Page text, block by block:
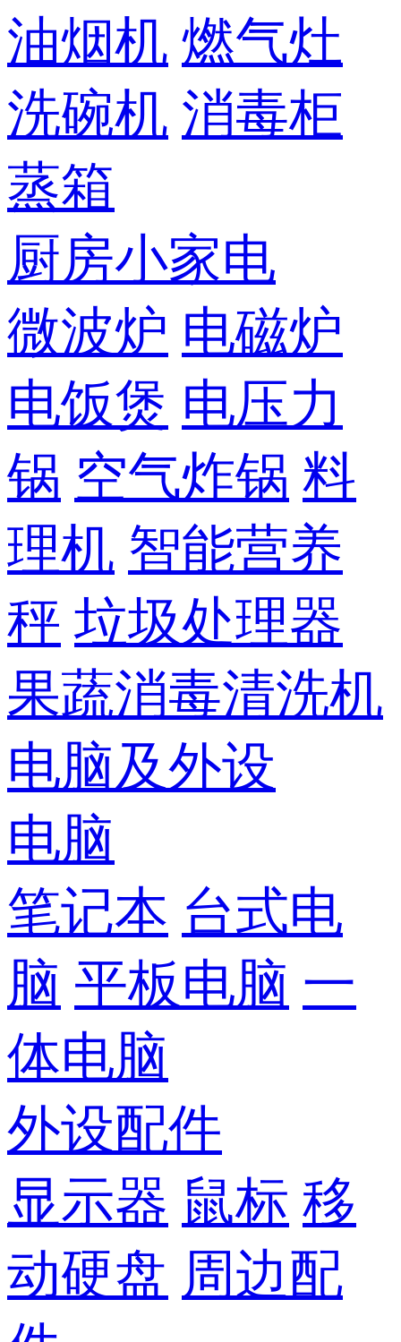
油烟机 燃气灶
洗碗机 消毒柜
蒸箱
厨房小家电
微波炉 电磁炉
电饭煲 电压力
锅 空气炸锅 料
理机 智能营养
秤 垃圾处理器
果蔬消毒清洗机
电脑及外设
电脑
笔记本 台式电
脑 平板电脑 一
体电脑
外设配件
显示器 鼠标 移
动硬盘 周边配